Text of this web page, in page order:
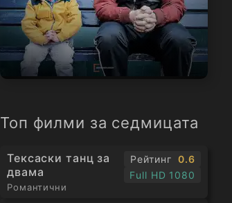
Топ филми за седмицата
Тексаски танц за
двама
Романтични
Рейтинг
0.6
Full HD 1080